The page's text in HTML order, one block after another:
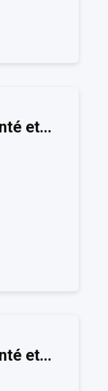
et
et